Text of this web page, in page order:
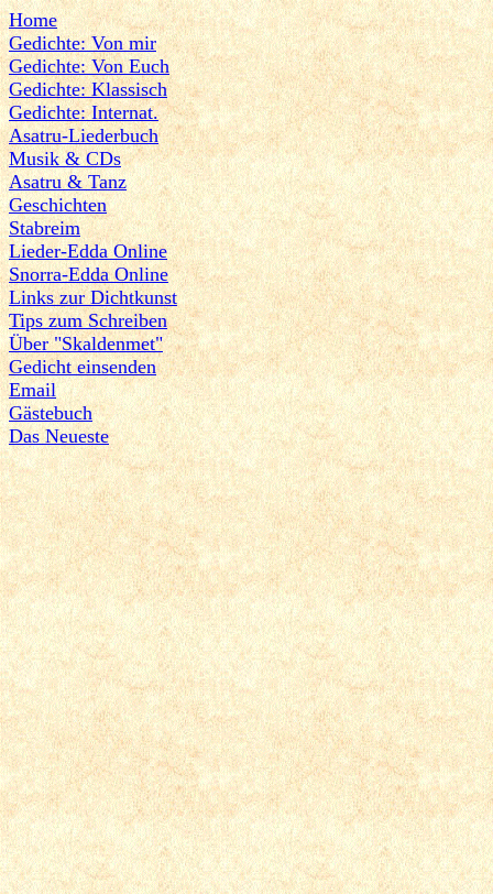
Home
Gedichte: Von mir
Gedichte: Von Euch
Gedichte: Klassisch
Gedichte: Internat.
Asatru-Liederbuch
Musik & CDs
Asatru & Tanz
Geschichten
Stabreim
Lieder-Edda Online
Snorra-Edda Online
Links zur Dichtkunst
Tips zum Schreiben
Über "Skaldenmet"
Gedicht einsenden
Email
Gästebuch
Das Neueste